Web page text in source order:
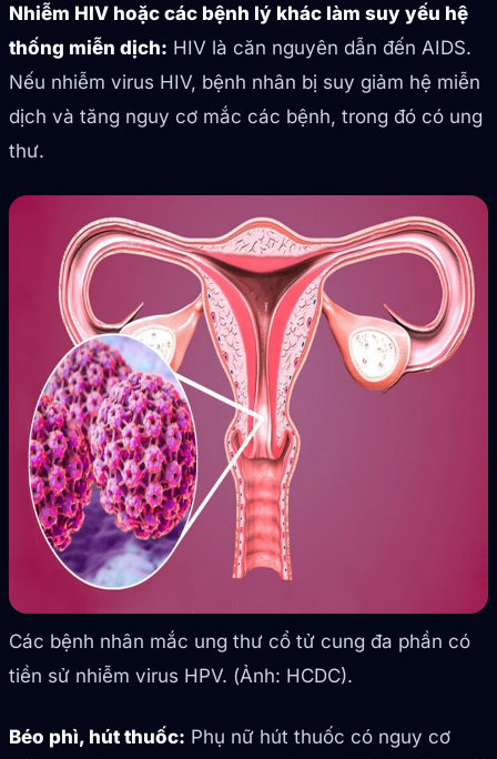
Nhiễm HIV hoặc các bệnh lý khác làm suy yếu hệ
thống miễn dịch: HIV là căn nguyên dẫn đến AIDS.
Nếu nhiễm virus HIV, bệnh nhân bị suy giảm hệ miễn
dịch và tăng nguy cơ mắc các bệnh, trong đó có ung
thư.
Các bệnh nhân mắc ung thư cổ tử cung đa phần có
tiền sử nhiễm virus HPV. (Ảnh: HCDC).
Béo phì, hút thuốc: Phụ nữ hút thuốc có nguy cơ